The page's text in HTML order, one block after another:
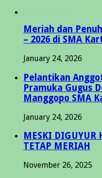
Meriah dan
– 2026 di SMA
January 24, 2026
Pelantikan
Pramuka Gugus
Manggopo SMA
January 24, 2026
MESKI DIGUYUR
TETAP MERIAH
November 26, 2025